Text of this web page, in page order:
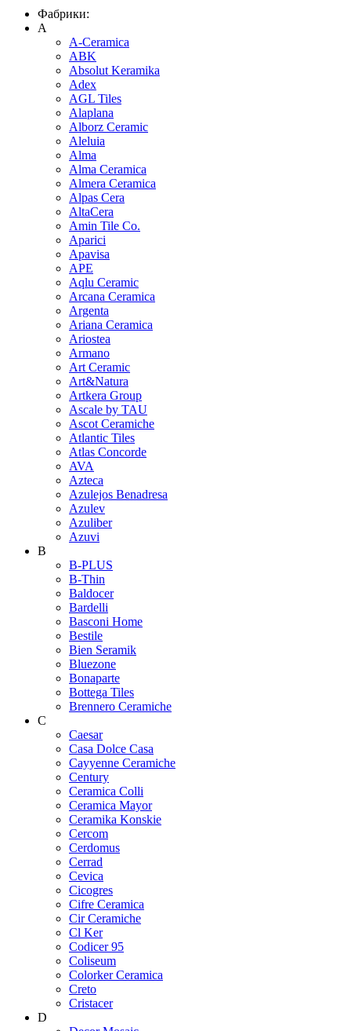
Фабрики:
A
A-Ceramica
ABK
Absolut Keramika
Adex
AGL Tiles
Alaplana
Alborz Ceramic
Aleluia
Alma
Alma Ceramica
Almera Ceramica
Alpas Cera
AltaCera
Amin Tile Co.
Aparici
Apavisa
APE
Aqlu Ceramic
Arcana Ceramica
Argenta
Ariana Ceramica
Ariostea
Armano
Art Ceramic
Art&Natura
Artkera Group
Ascale by TAU
Ascot Ceramiche
Atlantic Tiles
Atlas Concorde
AVA
Azteca
Azulejos Benadresa
Azulev
Azuliber
Azuvi
B
B-PLUS
B-Thin
Baldocer
Bardelli
Basconi Home
Bestile
Bien Seramik
Bluezone
Bonaparte
Bottega Tiles
Brennero Ceramiche
C
Caesar
Casa Dolce Casa
Cayyenne Ceramiche
Century
Ceramica Colli
Ceramica Mayor
Ceramika Konskie
Cercom
Cerdomus
Cerrad
Cevica
Cicogres
Cifre Ceramica
Cir Ceramiche
Cl Ker
Codicer 95
Coliseum
Colorker Ceramica
Creto
Cristacer
D